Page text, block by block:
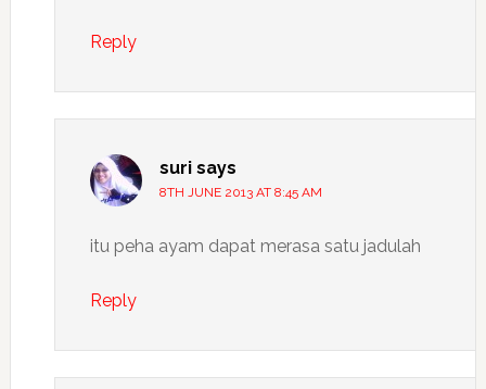
Reply
suri says
8TH JUNE 2013 AT 8:45 AM
itu peha ayam dapat merasa satu jadulah
Reply